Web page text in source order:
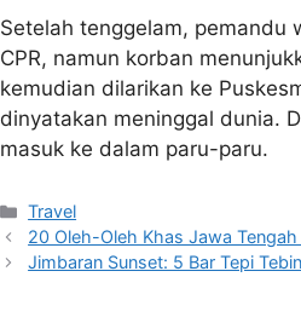
Setelah tenggelam, pemandu
CPR, namun korban
kemudian dilarikan ke
dinyatakan meninggal dunia.
masuk ke dalam paru-paru.
Categories
Travel
20 Oleh-Oleh Khas Jawa
Jimbaran Sunset: 5 Bar Tepi